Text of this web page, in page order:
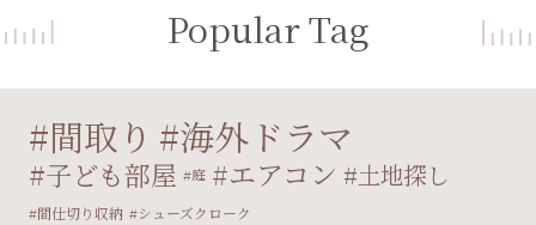
Popular Tag
間取り 海外ドラマ
子ども部屋 庭 エアコン 土地探し
間仕切り収納 シューズクローク